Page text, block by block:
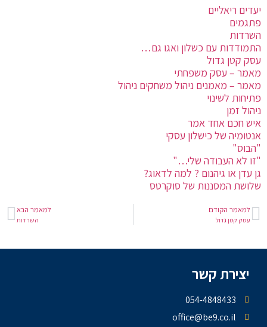
יעדים ריאליים
פתגמים
השרדות
התמודדות עם כשלון ואגו גם…
עסק קטן גדול
מאמר – עסק משפחתי
מאמר – מאמנים ניהול משחקים ניהול
פתיחות לשינוי
ניהול זמן
איש חכם אחד אמר
אנטומיה של כישלון עסקי
"הבוס"
"זו לא העבודה שלי…"
גן עדן או גיהנום ? למה לדאוג?
שלושת המסננות של סוקרטס
למאמר הקודם
עסק קטן גדול
למאמר הבא
השרדות
יצירת קשר
054-4848433
office@be9.co.il